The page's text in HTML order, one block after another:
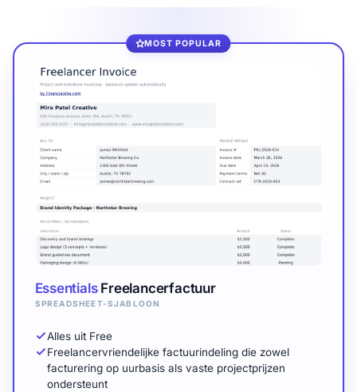
MOST POPULAR
EssentialsFreelancerfactuur
SPREADSHEET-SJABLOON
Alles uit Free
Freelancervriendelijke factuurindeling die zowel
facturering op uurbasis als vaste projectprijzen
ondersteunt